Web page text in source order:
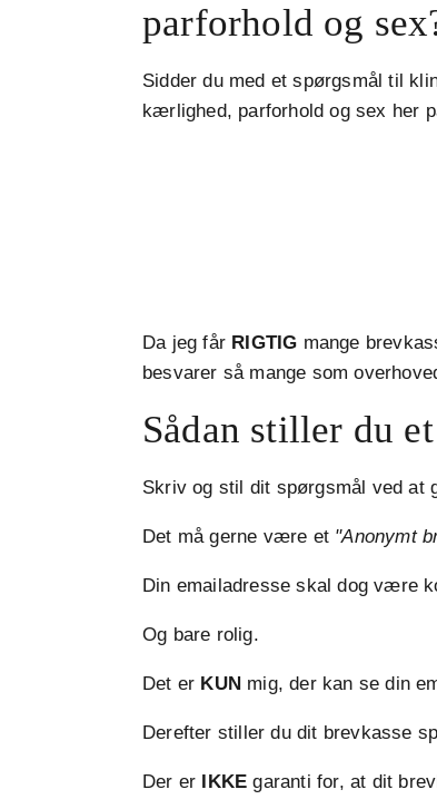
parforhold og
Sidder du med et spørgsmål til
kærlighed, parforhold og sex her
Da jeg får RIGTIG mange
besvarer så mange som
Sådan stiller du
Skriv og stil dit spørgsmål ved at
Det må gerne være et "Anonymt
Din emailadresse skal dog være
Og bare rolig.
Det er KUN mig, der kan se din
Derefter stiller du dit brevkasse
Der er IKKE garanti for, at dit